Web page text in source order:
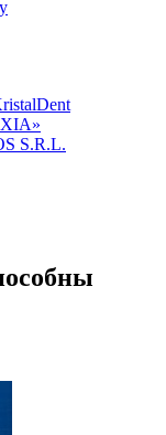
S.R.L.